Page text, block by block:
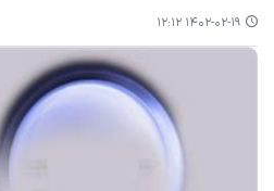
۱۴۰۲-۰۲-۱۹ ۱۲:۱۲